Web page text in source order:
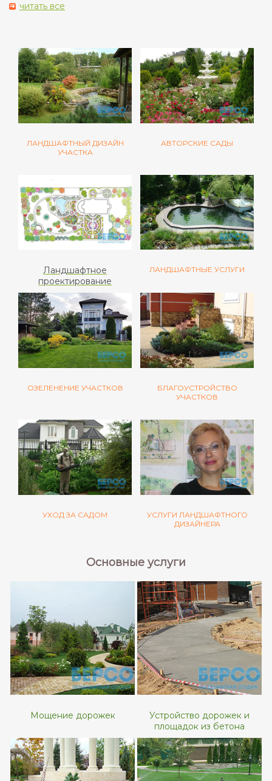
читать все
ЛАНДШАФТНЫЙ ДИЗАЙН
УЧАСТКА
АВТОРСКИЕ САДЫ
Ландшафтное
проектирование
ЛАНДШАФТНЫЕ УСЛУГИ
ОЗЕЛЕНЕНИЕ УЧАСТКОВ
БЛАГОУСТРОЙСТВО
УЧАСТКОВ
УХОД ЗА САДОМ
УСЛУГИ ЛАНДШАФТНОГО
ДИЗАЙНЕРА
Основные услуги
Мощение дорожек
Устройство дорожек и
площадок из бетона